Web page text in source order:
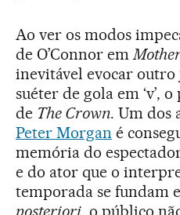
Ao ver os modos
de O’Connor em
inevitável evocar
suéter de gola em ‘v’,
de The Crown. Um dos
Peter Morgan é
memória do
e do ator que o
temporada se fundam